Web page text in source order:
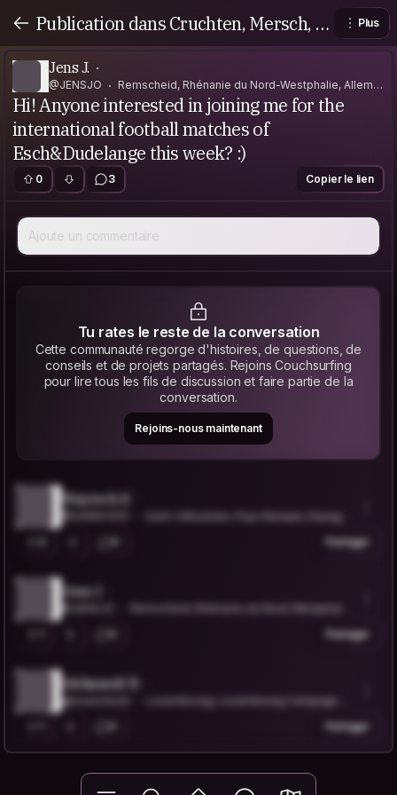
Publication dans Cruchten, Mersch, L
uxembourg
Plus
Jens J.
@JENSJO
Remscheid, Rhénanie du Nord-Westphalie, Allema
gne
Hi! Anyone interested in joining me for the
international football matches of
Esch&Dudelange this week? :)
0 3 Copier le lien
Ajoute un commentaire
Tu rates le reste de la conversation
Cette communauté regorge d'histoires, de questions, de
conseils et de projets partagés. Rejoins Couchsurfing
pour lire tous les fils de discussion et faire partie de la
conversation.
Rejoins-nous maintenant
Wojciech S.
Saint-Sébastien, Pays Basque, Espagn
e
Partager
Jens J.
Remscheid, Rhénanie du Nord-Westphali
e, Allemagne
Partager
Aleksandr B.
@bsanchezb
Luxembourg, Luxembourg Campagne,
Luxembourg
Partager